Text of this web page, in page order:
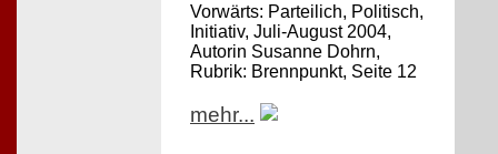
Vorwärts: Parteilich, Politisch,
Initiativ, Juli-August 2004,
Autorin Susanne Dohrn,
Rubrik: Brennpunkt, Seite 12
mehr...